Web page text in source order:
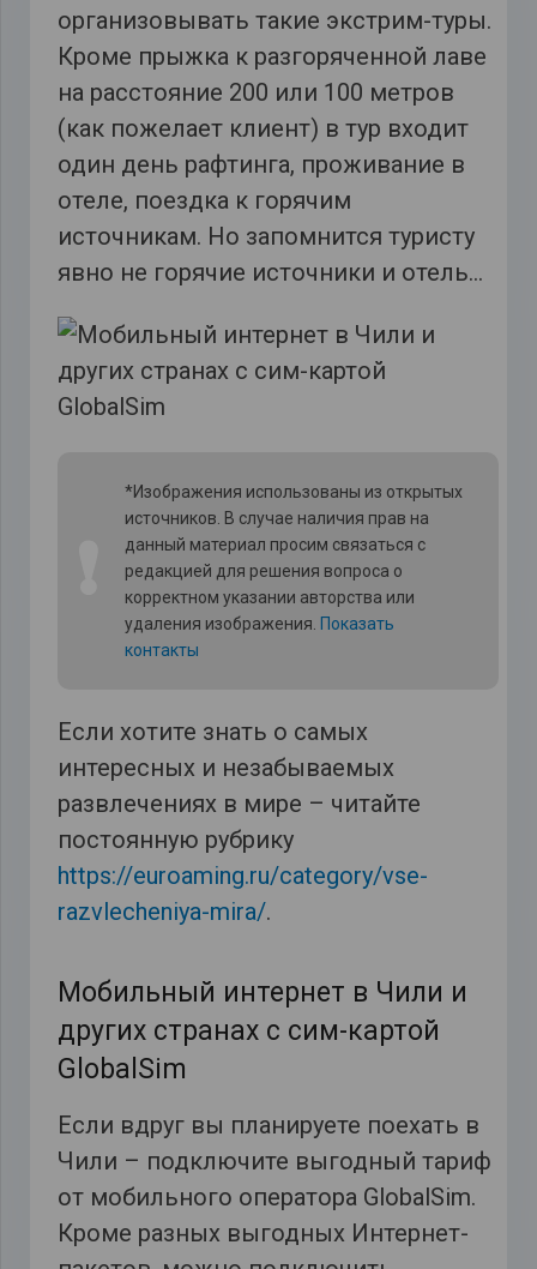
организовывать такие экстрим-туры.
Кроме прыжка к разгоряченной лаве
на расстояние 200 или 100 метров
(как пожелает клиент) в тур входит
один день рафтинга, проживание в
отеле, поездка к горячим
источникам. Но запомнится туристу
явно не горячие источники и отель…
*Изображения использованы из открытых
источников. В случае наличия прав на
данный материал просим связаться с
редакцией для решения вопроса о
корректном указании авторства или
удаления изображения. Показать
контакты
Если хотите знать о самых
интересных и незабываемых
развлечениях в мире – читайте
постоянную рубрику
https://euroaming.ru/category/vse-
razvlecheniya-mira/.
Мобильный интернет в Чили и
других странах с сим-картой
GlobalSim
Если вдруг вы планируете поехать в
Чили – подключите выгодный тариф
от мобильного оператора GlobalSim.
Кроме разных выгодных Интернет-